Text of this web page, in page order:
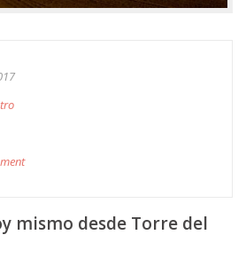
mismo desde Torre del